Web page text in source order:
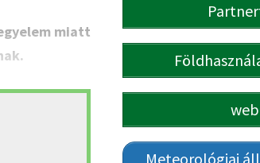
miatt
Meteorológiai